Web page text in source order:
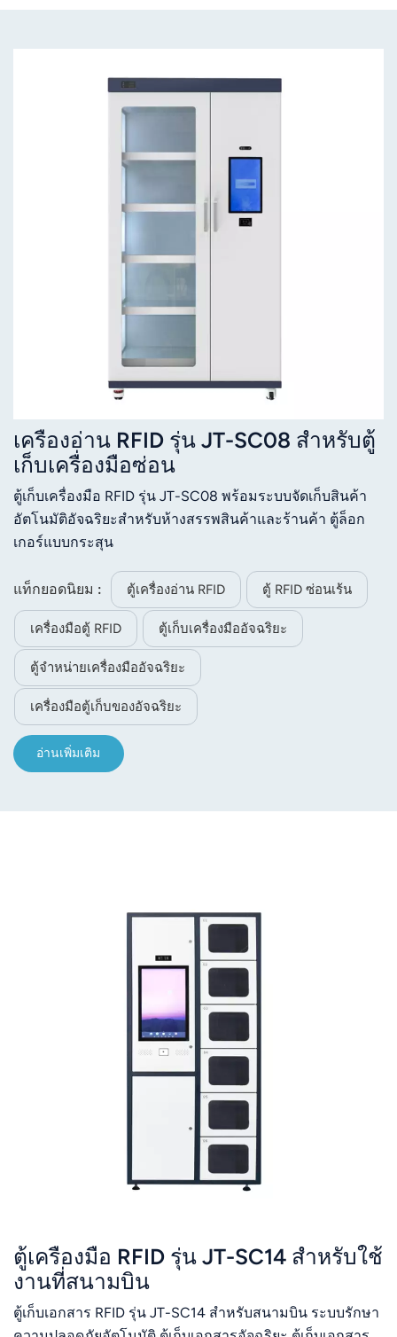
เครื่องอ่าน RFID รุ่น JT-SC08 สำหรับตู้
เก็บเครื่องมือซ่อน
ตู้เก็บเครื่องมือ RFID รุ่น JT-SC08 พร้อมระบบจัดเก็บสินค้า
อัตโนมัติอัจฉริยะสำหรับห้างสรรพสินค้าและร้านค้า ตู้ล็อก
เกอร์แบบกระสุน
แท็กยอดนิยม : ตู้เครื่องอ่าน RFID ตู้ RFID ซ่อนเร้น
เครื่องมือตู้ RFID ตู้เก็บเครื่องมืออัจฉริยะ
ตู้จำหน่ายเครื่องมืออัจฉริยะ
เครื่องมือตู้เก็บของอัจฉริยะ
อ่านเพิ่มเติม
ตู้เครื่องมือ RFID รุ่น JT-SC14 สำหรับใช้
งานที่สนามบิน
ตู้เก็บเอกสาร RFID รุ่น JT-SC14 สำหรับสนามบิน ระบบรักษา